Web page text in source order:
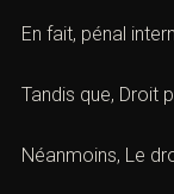
En fait, pénal
Tandis que, Droit
Néanmoins, Le